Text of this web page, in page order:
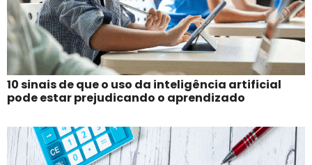
10 sinais de que o uso da inteligência artificial
pode estar prejudicando o aprendizado